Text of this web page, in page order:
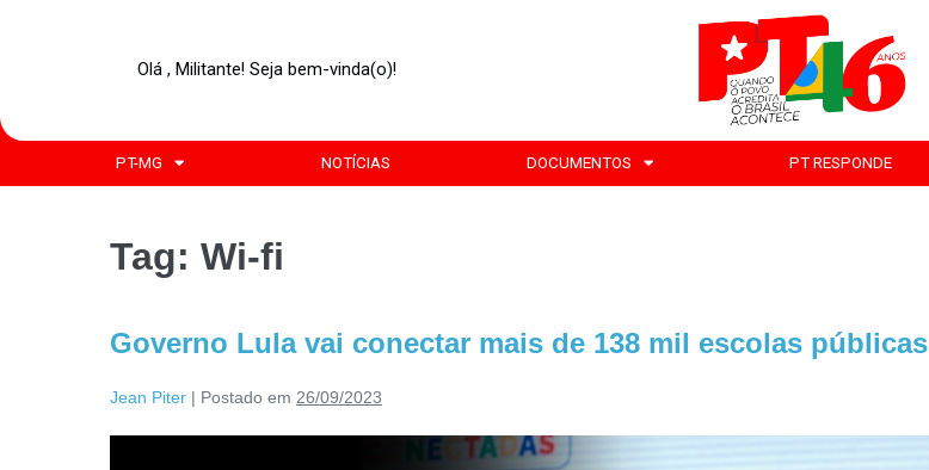
Olá , Militante! Seja bem-vinda(o)!
PT-MG NOTÍCIAS DOCUMENTOS PT RESPONDE
Tag: Wi-fi
Governo Lula vai conectar mais de 138 mil escolas públicas
Jean Piter | Postado em 26/09/2023